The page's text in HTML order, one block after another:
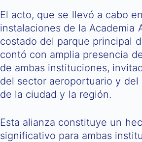
El acto, que se llevó a cabo
instalaciones de la Academia
costado del parque principal
contó con amplia presencia
de ambas instituciones,
del sector aeroportuario y
de la ciudad y la región.
Esta alianza constituye un
significativo para ambas